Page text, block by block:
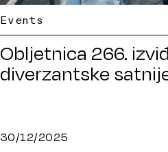
Events
Obljetnica 266.
diverzantske
30/12/2025